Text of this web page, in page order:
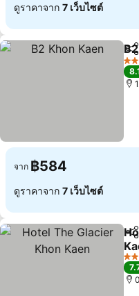
ดูราคาจาก 7 เว็บไซต์
แช
3 ด
จาก ฿584
ดูราคาจาก 7 เว็บไซต์
แช
4 ด